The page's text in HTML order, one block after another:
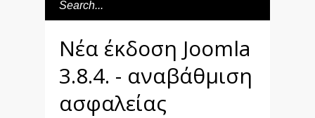
Νέα έκδοση Joomla
3.8.4. - αναβάθμιση
ασφαλείας